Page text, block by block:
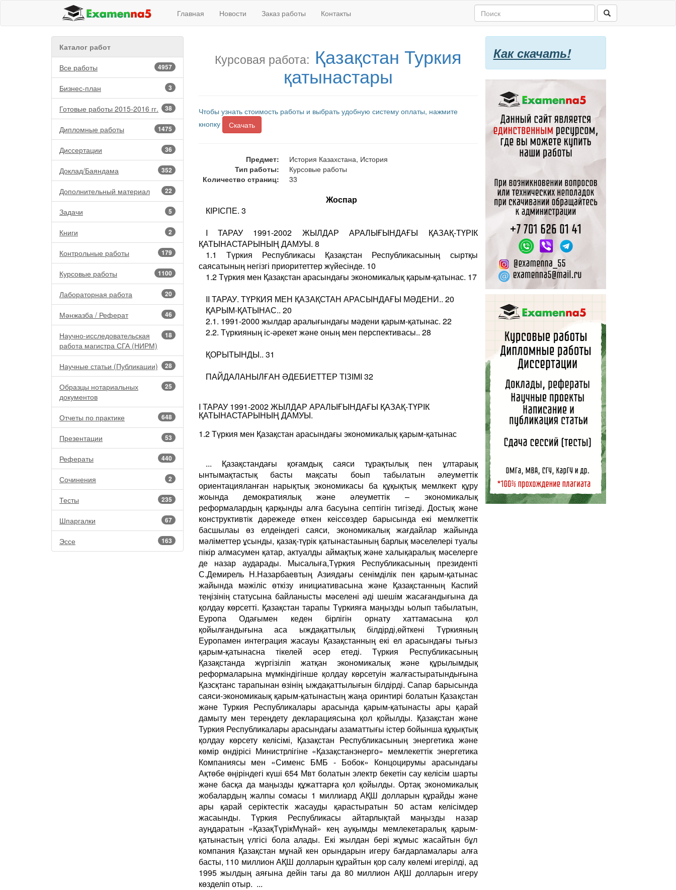
Главная Новости Заказ работы Контакты
Каталог работ
4957
Все работы
3
Бизнес-план
38
Готовые работы 2015-2016 гг.
1475
Дипломные работы
36
Диссертации
352
Доклад/Баяндама
22
Дополнительный материал
5
Задачи
2
Книги
179
Контрольные работы
1100
Курсовые работы
20
Лабораторная работа
46
Мәнжазба / Реферат
18
Научно-исследовательская
работа магистра СГА (НИРМ)
28
Научные статьи (Публикации)
25
Образцы нотариальных
документов
648
Отчеты по практике
53
Презентации
440
Рефераты
2
Сочинения
235
Тесты
67
Шпаргалки
163
Эссе
Курсовая работа: Қазақстан Туркия
қатынастары
Чтобы узнать стоимость работы и выбрать удобную систему оплаты, нажмите
кнопку
Скачать
Предмет:
История Казахстана, История
Тип работы:
Курсовые работы
Количество страниц:
33
Жоспар
КІРІСПЕ. 3
I ТАРАУ 1991-2002 ЖЫЛДАР АРАЛЫҒЫНДАҒЫ ҚАЗАҚ-ТҮРІК
ҚАТЫНАСТАРЫНЫҢ ДАМУЫ. 8
1.1 Түркия Республикасы Қазақстан Республикасының сыртқы
саясатының негізгі приоритеттер жүйесінде. 10
1.2 Түркия мен Қазақстан арасындағы экономикалық қарым-қатынас. 17
II ТАРАУ. ТҮРКИЯ МЕН ҚАЗАҚСТАН АРАСЫНДАҒЫ МӘДЕНИ.. 20
ҚАРЫМ-ҚАТЫНАС.. 20
2.1. 1991-2000 жылдар аралығындағы мәдени қарым-қатынас. 22
2.2. Түркияның іс-әрекет және оның мен перспективасы.. 28
ҚОРЫТЫНДЫ.. 31
ПАЙДАЛАНЫЛҒАН ӘДЕБИЕТТЕР ТІЗІМІ 32
I ТАРАУ 1991-2002 ЖЫЛДАР АРАЛЫҒЫНДАҒЫ ҚАЗАҚ-ТҮРІК
ҚАТЫНАСТАРЫНЫҢ ДАМУЫ.
1.2 Түркия мен Қазақстан арасындағы экономикалық қарым-қатынас
... Қазақстандағы қоғамдық саяси тұрақтылық пен ұлтараық
ынтымақтастық басты мақсаты боып табылатын әлеуметтік
ориентацияланған нарықтық экономикасы ба құқықтық мемлкект құру
жоында демократиялық және әлеуметтік – экономикалық
реформалардың қарқынды алға басуына септігін тигізеді. Достық және
конструктивтік дәрежеде өткен кеіссөздер барысында екі мемлкеттік
басшылаы өз елдеіндегі саяси, экономикалық жағдайлар жайында
мәліметтер ұсынды, қазақ-түрік қатынастаының барлық мәселелері туалы
пікір алмасумен қатар, актуалды аймақтық және халықаралық мәселерге
де назар аударады. Мысалыға,Түркия Республикасының президенті
С.Демирель Н.Назарбаевтың Азиядағы сенімділік пен қарым-қатынас
жайында мәжіліс өткізу инициативасына және Қазақстанның Каспий
теңізінің статусына байланысты мәселені әді шешім жасағандығына да
қолдау көрсетті. Қазақстан тарапы Түркияға маңызды ьолып табылатын,
Еуропа Одағымен кеден бірлігін орнату хаттамасына қол
қойылғандығына аса ыждақаттылық білдірді,өйткені Түркияның
Еуропамен интеграция жасауы Қазақстанның екі ел арасындағы тығыз
қарым-қатынасна тікелей әсер етеді. Түркия Республикасының
Қазақстанда жүргізіліп жатқан экономикалық және құрылымдық
реформаларына мүмкіндігінше қолдау көрсетуін жалғастыратындығына
Қазсқтанс тарапынан өзінің ыждақаттылығын білдірді. Сапар барысында
саяси-экономикаық қарым-қатынастың жаңа оринтирі болатын Қазақстан
және Туркия Республикалары арасында қарым-қатынасты ары қарай
дамыту мен тереңдету декларациясына қол қойылды. Қазақстан және
Туркия Республикалары арасындағы азаматтығы істер бойынша құқықтық
қолдау көрсету келісімі, Қазақстан Республикасының энергетика және
көмір өндірісі Министрлігіне «Қазақстанэнерго» мемлекеттік энергетика
Компаниясы мен «Сименс БМБ - Бобок» Концоцирумы арасындағы
Ақтөбе өңіріндегі күші 654 Мвт болатын электр бекетін сау келісім шарты
және басқа да маңызды құжаттарға қол қойылды. Ортақ экономикалық
жобалардың жалпы сомасы 1 миллиард АҚШ долларын құрайды және
ары қарай серіктестік жасауды қарастыратын 50 астам келісімдер
жасаынды. Түркия Республикасы айтарлықтай маңызды назар
ауңдаратын «ҚазақТүрікМүнай» кең ауқымды мемлекетаралық қарым-
қатынастың үлгісі бола алады. Екі жылдан бері жұмыс жасайтын бұл
компания Қазақстан мұнай кен орындарын игеру бағдарламалары алға
басты, 110 миллион АҚШ долларын құрайтын қор салу көлемі игерілді, ад
1995 жылдың аяғына дейін тағы да 80 миллион АҚШ долларын игеру
көзделіп отыр. ...
Как скачать!